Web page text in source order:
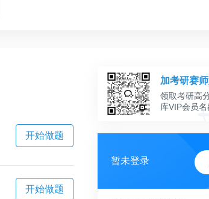
开始做题
开始做题
加考研赛
领取考研高
库VIP会员名
暂未登录